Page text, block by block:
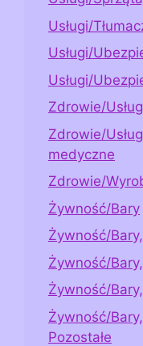
Usługi/
Usługi/
Usługi/
Zdrowie/
Zdrowie/
medyczne
Zdrowie/
Żywność/Bary
Żywność/
Żywność/
Żywność/
Żywność/
Pozostałe